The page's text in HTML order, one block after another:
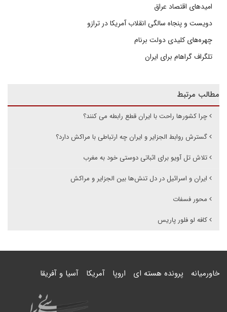
امیدهای اقتصاد عراق
دویست و پنجاه سالگی انقلاب آمریکا در ترازو
چهره‌های کلیدی دولت برنام
تلگراف گراهام برای ایران
مطالب مرتبط
چرا کشورها راحت با ایران قطع رابطه می کنند؟
گسترش روابط الجزایر و ایران چه ارتباطی با مراکش دارد؟
تلاش تل آویو برای اثباتی دوستی خود به مغرب
ایران و اسرائیل در دل تنش‌ها بین الجزایر و مراکش
محور فسفات
کافه لو فلور پاریس
خاورمیانه پرونده هسته ای اروپا آمریکا آسیا و آفریقا